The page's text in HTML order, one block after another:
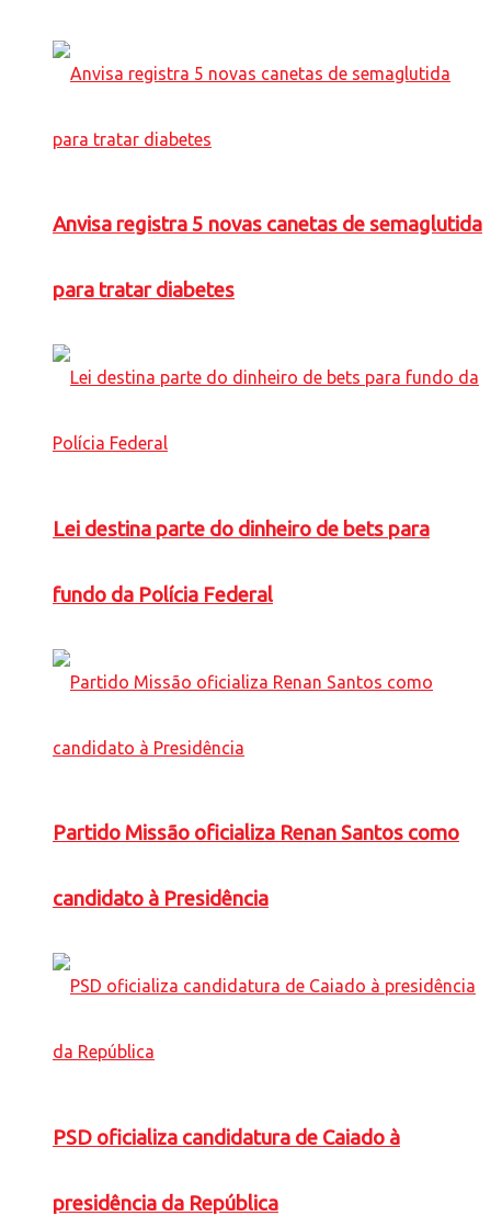
Anvisa registra 5 novas canetas de semaglutida
para tratar diabetes
Lei destina parte do dinheiro de bets para
fundo da Polícia Federal
Partido Missão oficializa Renan Santos como
candidato à Presidência
PSD oficializa candidatura de Caiado à
presidência da República